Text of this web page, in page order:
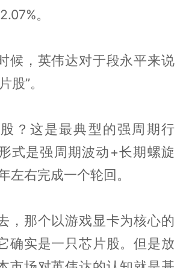
。
候，英伟达对于段永平来说
股”。
？这是最典型的强周期行
式是强周期波动+长期螺旋
左右完成一个轮回。
，那个以游戏显卡为核心的
确实是一只芯片股。但是放